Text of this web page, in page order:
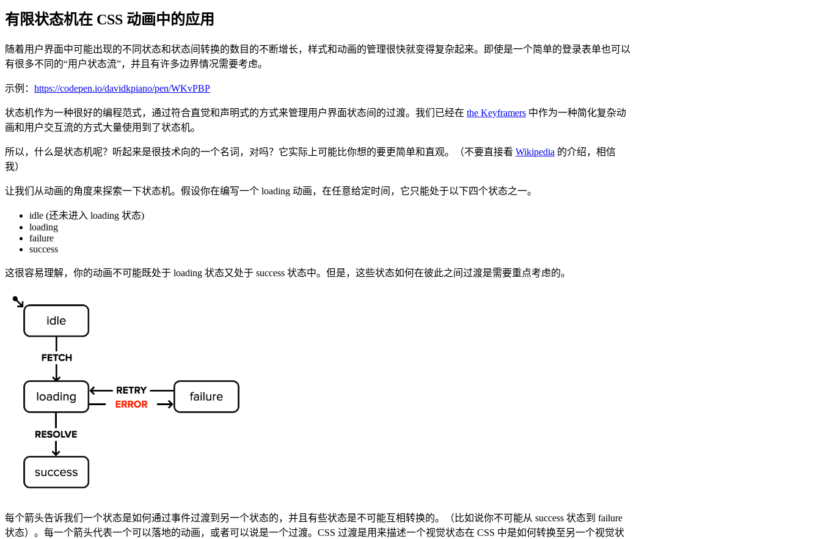
有限状态机在 CSS 动画中的应用
随着用户界面中可能出现的不同状态和状态间转换的数目的不断增长，样式和动画的管理很快就变得复杂起来。即使是一个简单的登录表单也可以
有很多不同的“用户状态流”，并且有许多边界情况需要考虑。
示例： https://codepen.io/davidkpiano/pen/WKvPBP
状态机作为一种很好的编程范式，通过符合直觉和声明式的方式来管理用户界面状态间的过渡。我们已经在 the Keyframers 中作为一种简化复杂动
画和用户交互流的方式大量使用到了状态机。
所以，什么是状态机呢？听起来是很技术向的一个名词，对吗？它实际上可能比你想的要更简单和直观。（不要直接看 Wikipedia 的介绍，相信
我）
让我们从动画的角度来探索一下状态机。假设你在编写一个 loading 动画，在任意给定时间，它只能处于以下四个状态之一。
idle (还未进入 loading 状态)
loading
failure
success
这很容易理解，你的动画不可能既处于 loading 状态又处于 success 状态中。但是，这些状态如何在彼此之间过渡是需要重点考虑的。
每个箭头告诉我们一个状态是如何通过事件过渡到另一个状态的，并且有些状态是不可能互相转换的。（比如说你不可能从 success 状态到 failure
状态）。每一个箭头代表一个可以落地的动画，或者可以说是一个过渡。CSS 过渡是用来描述一个视觉状态在 CSS 中是如何转换至另一个视觉状